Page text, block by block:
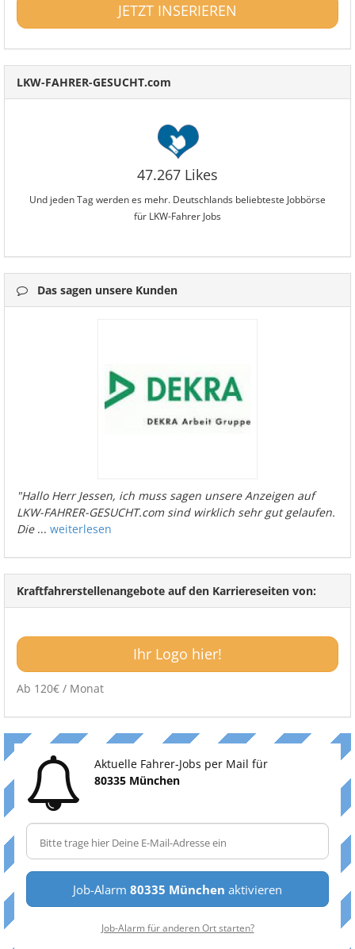
JETZT INSERIEREN
LKW-FAHRER-GESUCHT.com
47.267 Likes
Und jeden Tag werden es mehr. Deutschlands beliebteste Jobbörse
für LKW-Fahrer Jobs
Das sagen unsere Kunden
"Hallo Herr Jessen, ich muss sagen unsere Anzeigen auf
LKW-FAHRER-GESUCHT.com sind wirklich sehr gut gelaufen.
Die... weiterlesen
Kraftfahrerstellenangebote auf den Karriereseiten von:
Ihr Logo hier!
Ab 120€ / Monat
Aktuelle Fahrer-Jobs per Mail für
80335 München
Job-Alarm 80335 München aktivieren
Job-Alarm für anderen Ort starten?